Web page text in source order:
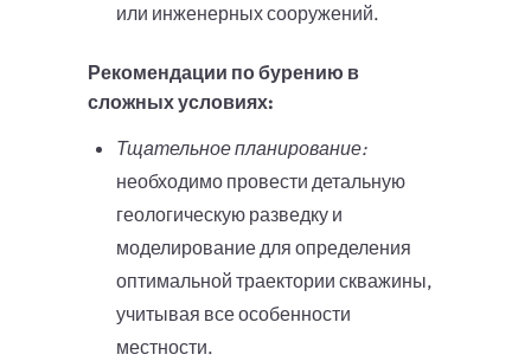
или инженерных сооружений.
Рекомендации по бурению в
сложных условиях:
Тщательное планирование:
необходимо провести детальную
геологическую разведку и
моделирование для определения
оптимальной траектории скважины,
учитывая все особенности
местности.